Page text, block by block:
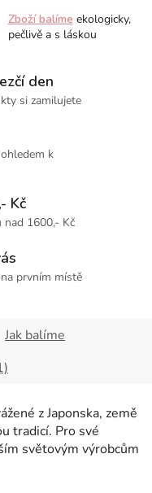
Zboží balíme ekologicky,
pečlivě a s láskou
den
si zamilujete
k
Kč
nad 1600,- Kč
prvním místě
Jak balíme
z Japonska, země
tradicí. Pro své
světovým výrobcům